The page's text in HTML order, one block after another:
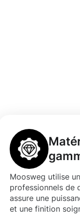
Moosweg utilise
professionnels de
assure une
et une finition